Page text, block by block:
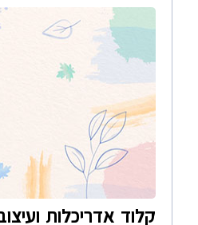
קלוד אדריכלות